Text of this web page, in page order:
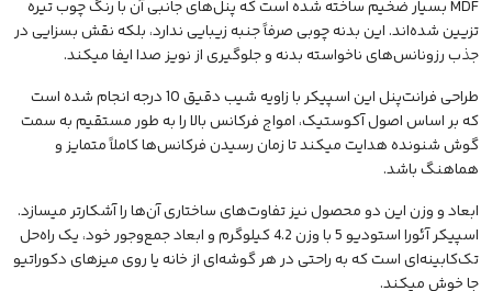
MDF بسیار ضخیم ساخته شده است که پنل‌های جانبی آن با رنگ چوب تیره
تزیین شده‌اند. این بدنه چوبی صرفاً جنبه زیبایی ندارد، بلکه نقش بسزایی در
جذب رزونانس‌های ناخواسته بدنه و جلوگیری از نویز صدا ایفا میکند.
طراحی فرانت‌پنل این اسپیکر با زاویه شیب دقیق 10 درجه انجام شده است
که بر اساس اصول آکوستیک، امواج فرکانس بالا را به طور مستقیم به سمت
گوش شنونده هدایت میکند تا زمان رسیدن فرکانس‌ها کاملاً متمایز و
هماهنگ باشد.
ابعاد و وزن این دو محصول نیز تفاوت‌های ساختاری آن‌ها را آشکارتر میسازد.
اسپیکر آئورا استودیو 5 با وزن 4.2 کیلوگرم و ابعاد جمع‌وجور خود، یک راه‌حل
تک‌کابینه‌ای است که به راحتی در هر گوشه‌ای از خانه یا روی میزهای دکوراتیو
جا خوش میکند.